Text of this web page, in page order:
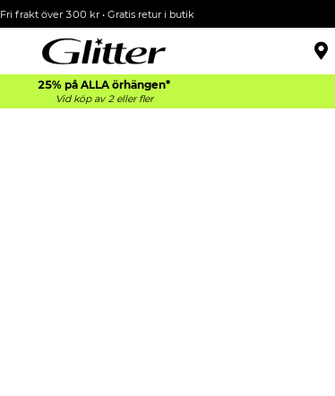
Fri frakt över 300 kr• Gratis retur i butik
25% på ALLA örhängen*
Vid köp av 2 eller fler